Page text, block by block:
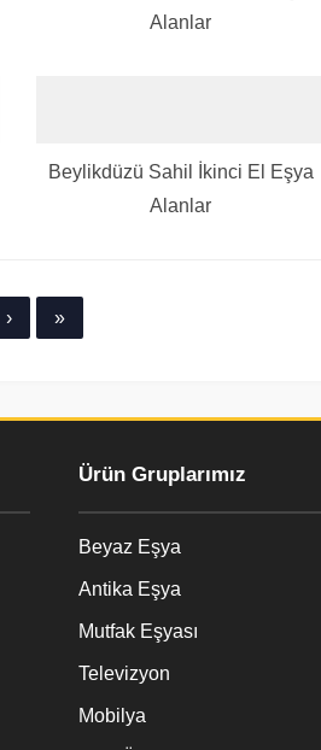
Alanlar
Beylikdüzü Sahil İkinci El Eşya
Alanlar
› »
Ürün Gruplarımız
Beyaz Eşya
Antika Eşya
Mutfak Eşyası
Televizyon
Mobilya